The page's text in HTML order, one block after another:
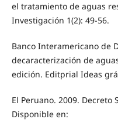
el tratamiento de aguas
Investigación 1(2): 49-56.
Banco Interamericano de
decaracterización de
edición. Editprial Ideas
El Peruano. 2009. Decreto
Disponible en: